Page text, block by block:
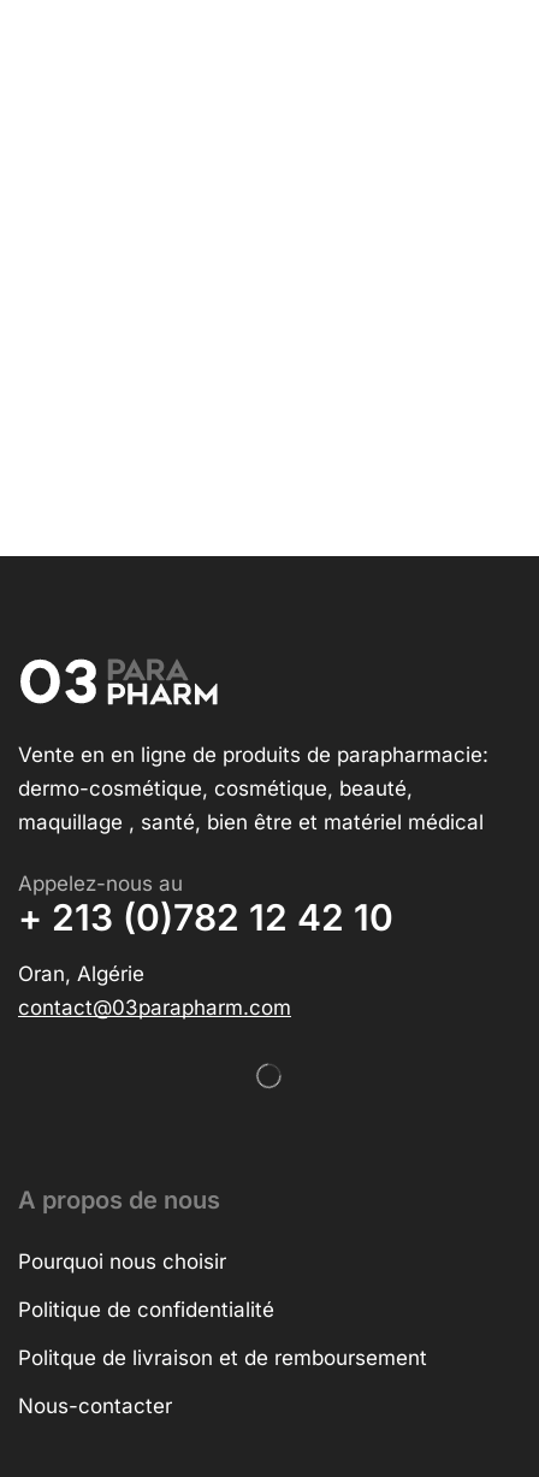
Vente en en ligne de produits de parapharmacie:
dermo-cosmétique, cosmétique, beauté,
maquillage , santé, bien être et matériel médical
Appelez-nous au
+ 213 (0)782 12 42 10
Oran, Algérie
contact@03parapharm.com
A propos de nous
Pourquoi nous choisir
Politique de confidentialité
Politque de livraison et de remboursement
Nous-contacter